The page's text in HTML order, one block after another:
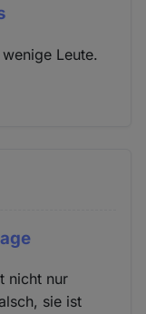
Leute.
nicht nur
sie ist